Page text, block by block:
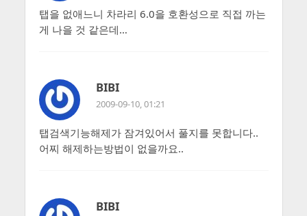
탭을 없애느니 차라리 6.0을 호환성으로 직접 까는
게 나을 것 같은데…
BIBI
2009-09-10, 01:21
탭검색기능해제가 잠겨있어서 풀지를 못합니다..
어찌 해제하는방법이 없을까요..
BIBI